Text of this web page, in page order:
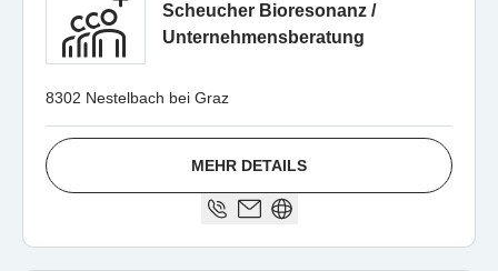
Scheucher Bioresonanz /
Unternehmensberatung
8302 Nestelbach bei Graz
MEHR DETAILS